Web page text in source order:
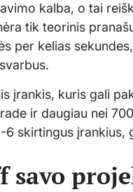
kalba, o tai
tik teorinis
per kelias
įrankis, kuris gali
ir daugiau nei
skirtingus įrankius,
savo